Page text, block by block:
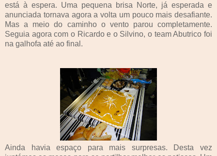
está à espera. Uma pequena brisa Norte, já esperada e
anunciada tornava agora a volta um pouco mais desafiante.
Mas a meio do caminho o vento parou completamente.
Seguia agora com o Ricardo e o Silvino, o team Abutrico foi
na galhofa até ao final.
Ainda havia espaço para mais surpresas. Desta vez